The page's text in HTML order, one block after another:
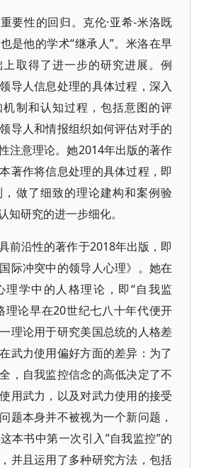
要性的回归。克伦·亚希-米洛既
是他的学术“继承人”。米洛在早
取得了进一步的研究进展。例
导人信息处理的具体过程，深入
制和认知过程，包括意图的评
导人和情报组织如何评估对手的
注意理论。她2014年出版的著作
著作将信息处理的具体过程，即
做了细致的理论建构和案例验
知研究的进一步细化。
前沿性的著作于2018年出版，即
际冲突中的领导人心理》。她在
理学中的人格理论，即“自我监
理论早在20世纪七八十年代便开
理论用于研究美国总统的人格差
武力使用偏好方面的差异：为了
，自我监控信念的高低决定了不
用武力，以及对武力使用的接受
题本身并不被视为一个新问题，
本书中第一次引入”自我监控”的
并且运用了多种研究方法，包括